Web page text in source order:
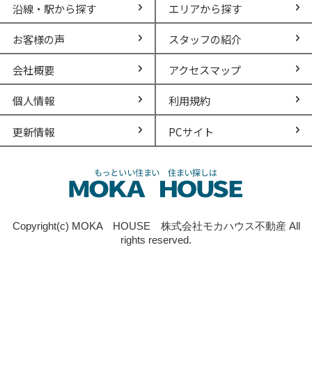
沿線・駅から探す エリアから探す
お客様の声 スタッフの紹介
会社概要 アクセスマップ
個人情報 利用規約
更新情報 PCサイト
Copyright(c) MOKA HOUSE 株式会社モカハウス不動産 All
rights reserved.